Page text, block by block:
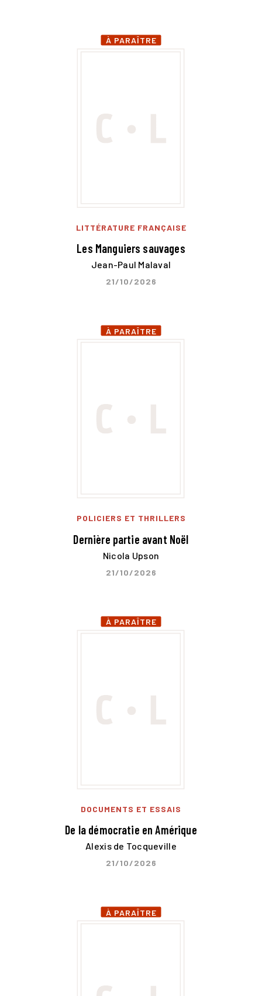
À PARAÎTRE
LITTÉRATURE FRANÇAISE
Les Manguiers sauvages
Jean-Paul Malaval
21/10/2026
À PARAÎTRE
POLICIERS ET THRILLERS
Dernière partie avant Noël
Nicola Upson
21/10/2026
À PARAÎTRE
DOCUMENTS ET ESSAIS
De la démocratie en Amérique
Alexis de Tocqueville
21/10/2026
À PARAÎTRE